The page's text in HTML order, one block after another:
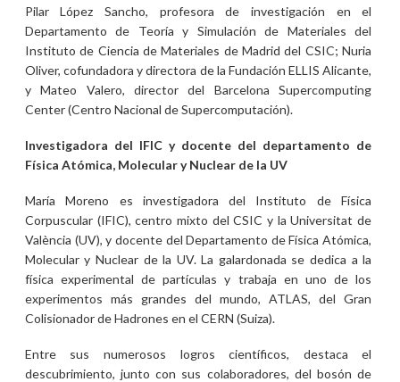
Pilar López Sancho, profesora de investigación en el
Departamento de Teoría y Simulación de Materiales del
Instituto de Ciencia de Materiales de Madrid del CSIC; Nuria
Oliver, cofundadora y directora de la Fundación ELLIS Alicante,
y Mateo Valero, director del Barcelona Supercomputing
Center (Centro Nacional de Supercomputación).
Investigadora del IFIC y docente del departamento de
Física Atómica, Molecular y Nuclear de la UV
María Moreno es investigadora del Instituto de Física
Corpuscular (IFIC), centro mixto del CSIC y la Universitat de
València (UV), y docente del Departamento de Física Atómica,
Molecular y Nuclear de la UV. La galardonada se dedica a la
física experimental de partículas y trabaja en uno de los
experimentos más grandes del mundo, ATLAS, del Gran
Colisionador de Hadrones en el CERN (Suiza).
Entre sus numerosos logros científicos, destaca el
descubrimiento, junto con sus colaboradores, del bosón de